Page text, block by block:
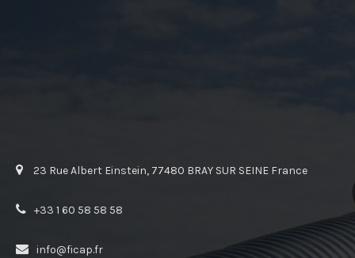
23 Rue Albert Einstein, 77480 BRAY SUR SEINE France
+33 1 60 58 58 58
info@ficap.fr